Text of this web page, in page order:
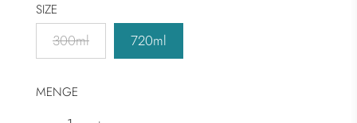
SIZE
300ml 720ml
MENGE